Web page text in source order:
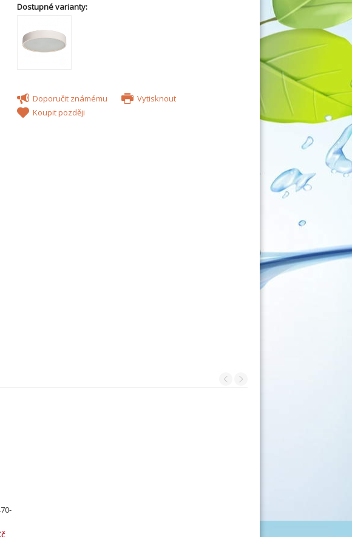
Dostupné varianty:
Doporučit známému
Vytisknout
Koupit později